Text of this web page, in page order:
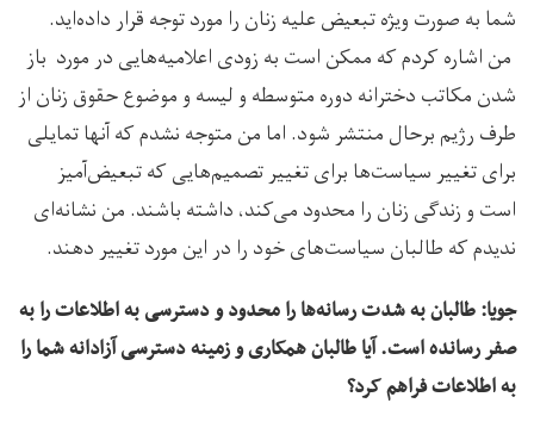
شما به صورت ویژه تبعیض علیه زنان را مورد توجه قرار داده‌اید.
من اشاره کردم که ممکن است به زودی اعلامیه‌هایی در مورد باز
شدن مکاتب دخترانه دوره متوسطه و لیسه و موضوع حقوق زنان از
طرف رژیم برحال منتشر شود. اما من متوجه نشدم که آنها تمایلی
برای تغییر سیاست‌ها برای تغییر تصمیم‌هایی که تبعیض‌آمیز
است و زندگی زنان را محدود می‌کند، داشته باشند. من نشانه‌ای
ندیدم که طالبان سیاست‌های خود را در این مورد تغییر دهند.
جویا: طالبان به شدت رسانه‌ها را محدود و دسترسی به اطلاعات را به
صفر رسانده است. آیا طالبان همکاری و زمینه دسترسی آزادانه شما را
به اطلاعات فراهم کرد؟